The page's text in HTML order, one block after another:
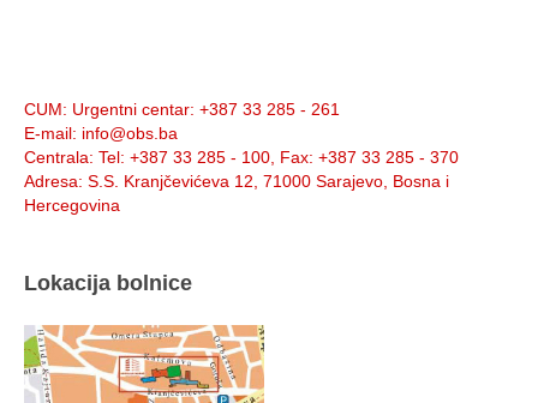
CUM: Urgentni centar: +387 33 285 - 261
E-mail: info@obs.ba
Centrala: Tel: +387 33 285 - 100, Fax: +387 33 285 - 370
Adresa: S.S. Kranjčevićeva 12, 71000 Sarajevo, Bosna i
Hercegovina
Lokacija bolnice